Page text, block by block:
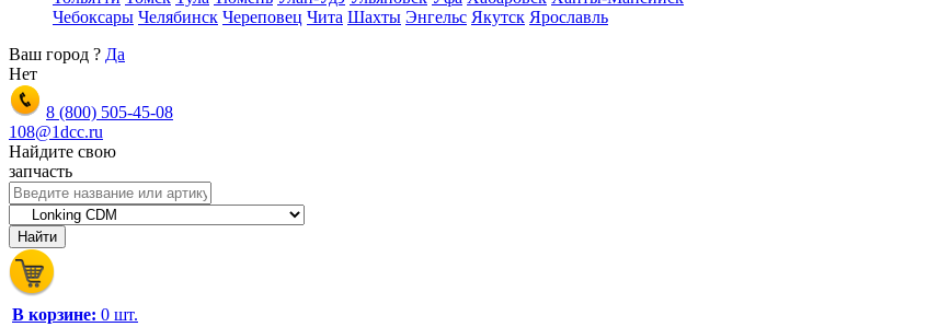
Чебоксары Челябинск Череповец Чита Шахты Энгельс Якутск Ярославль
Ваш город ? Да
Нет
8 (800) 505-45-08
108@1dcc.ru
Найдите свою
запчасть
В корзине: 0 шт.